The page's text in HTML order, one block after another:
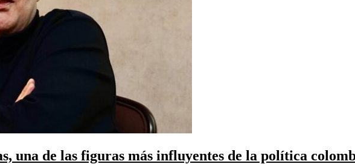
una de las figuras más influyentes de la política